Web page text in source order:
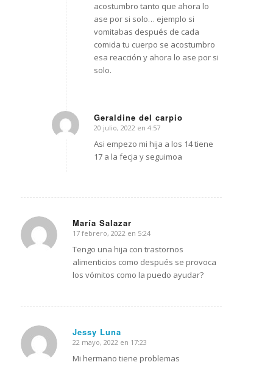
acostumbro tanto que ahora lo
ase por si solo… ejemplo si
vomitabas después de cada
comida tu cuerpo se acostumbro
esa reacción y ahora lo ase por si
solo.
Geraldine del carpio
Dice:
20 julio, 2022 en 4:57
Asi empezo mi hija a los 14 tiene
17 a la fecja y seguimoa
María Salazar
Dice:
17 febrero, 2022 en 5:24
Tengo una hija con trastornos
alimenticios como después se provoca
los vómitos como la puedo ayudar?
Jessy Luna
Dice:
22 mayo, 2022 en 17:23
Mi hermano tiene problemas